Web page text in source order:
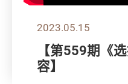
2023.05.15
【第559期《
容】